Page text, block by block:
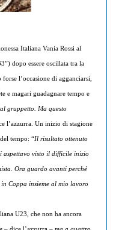
Italiana Vania Rossi al
dopo essere oscillata tra la
l’occasione di agganciarsi,
e magari guadagnare tempo e
gruppetto. Ma questo
l’azzurra. Un inizio di stagione
tempo: “Il risultato ottenuto
visto il difficile inizio
Ora guardo avanti perché
Coppa insieme al mio lavoro
U23, che non ha ancora